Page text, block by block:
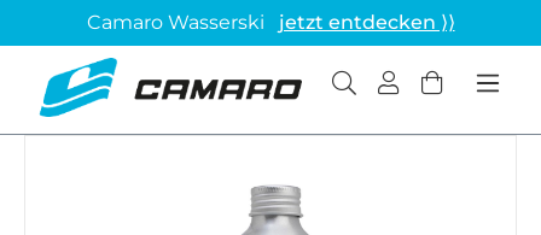
Camaro Wasserski jetzt entdecken ⟩⟩